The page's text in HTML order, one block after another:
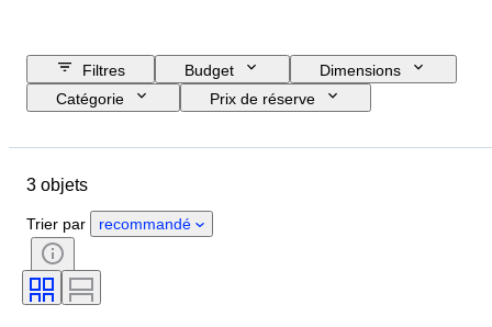
Filtres Budget
Dimensions
Catégorie
Prix de réserve
Pays d’origine
Taille de la bouteille
Liste pourcentage d'alcool
Embouteilleur
3 objets
Trier par recommandé